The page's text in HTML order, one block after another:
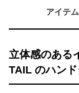
アイテ
立体感のある
TAIL のハン